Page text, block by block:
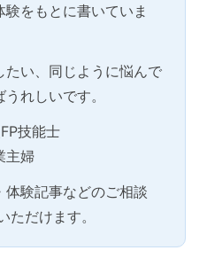
をもとに書いていま
い、同じように悩んで
れしいです。
技能士
主婦
験記事などのご相談
ただけます。